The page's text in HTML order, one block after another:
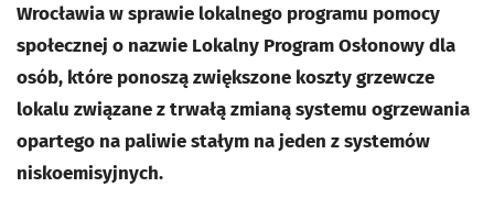
Wrocławia w sprawie lokalnego programu pomocy
społecznej o nazwie Lokalny Program Osłonowy dla
osób, które ponoszą zwiększone koszty grzewcze
lokalu związane z trwałą zmianą systemu ogrzewania
opartego na paliwie stałym na jeden z systemów
niskoemisyjnych.